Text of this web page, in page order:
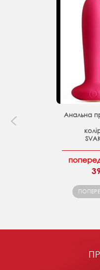
Анальна